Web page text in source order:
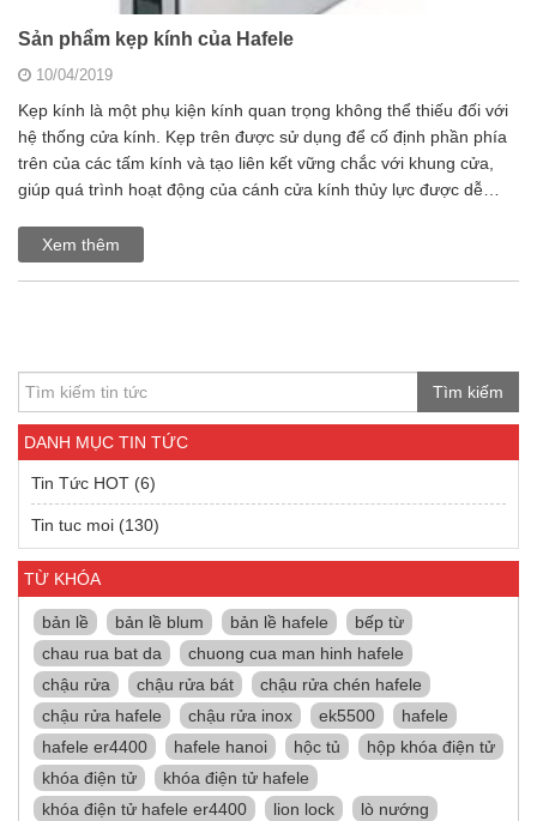
Sản phẩm kẹp kính của Hafele
10/04/2019
Kẹp kính là một phụ kiện kính quan trọng không thể thiếu đối với
hệ thống cửa kính. Kẹp trên được sử dụng để cố định phần phía
trên của các tấm kính và tạo liên kết vững chắc với khung cửa,
giúp quá trình hoạt động của cánh cửa kính thủy lực được dễ…
Xem thêm
Tìm kiếm
DANH MỤC TIN TỨC
Tin Tức HOT (6)
Tin tuc moi (130)
TỪ KHÓA
bản lề bản lề blum bản lề hafele
bếp từ
chau rua bat da
chuong cua man hinh hafele
chậu rửa
chậu rửa bát
chậu rửa chén hafele
chậu rửa hafele
chậu rửa inox ek5500
hafele
hafele er4400
hafele hanoi hộc tủ
hộp khóa điện tử
khóa điện tử
khóa điện tử hafele
khóa điện tử hafele er4400
lion lock
lò nướng